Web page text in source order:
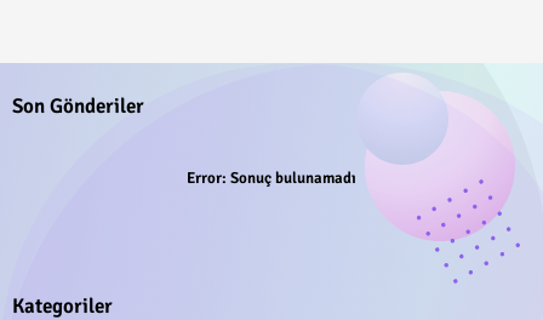
Son Gönderiler
Error: Sonuç bulunamadı
Kategoriler